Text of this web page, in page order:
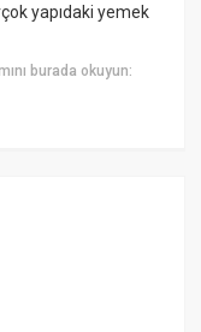
yapıdaki yemek
burada okuyun: